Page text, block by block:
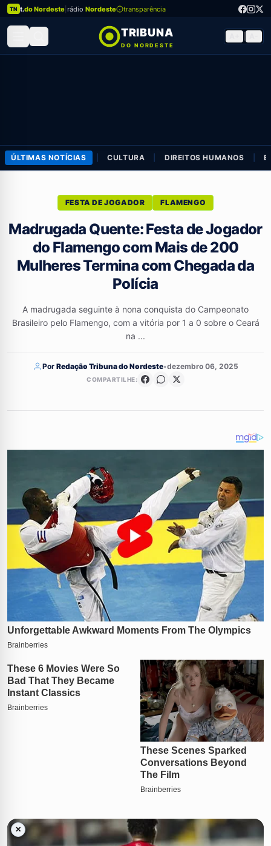
TN t.do Nordeste rádio Nordeste transparência
TRIBUNA
DO NORDESTE
ÚLTIMAS NOTÍCIAS CULTURA DIREITOS HUMANOS
FESTA DE JOGADOR FLAMENGO
Madrugada Quente: Festa de Jogador
do Flamengo com Mais de 200
Mulheres Termina com Chegada da
Polícia
A madrugada seguinte à nona conquista do Campeonato
Brasileiro pelo Flamengo, com a vitória por 1 a 0 sobre o Ceará
na ...
Por Redação Tribuna do Nordeste•dezembro 06, 2025
COMPARTILHE:
✕